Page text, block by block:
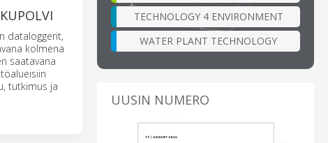
dataloggerit,
kolmena
saatavana
tutkimus ja
TECHNOLOGY 4 ENVIRONMENT
WATER PLANT TECHNOLOGY
UUSIN NUMERO